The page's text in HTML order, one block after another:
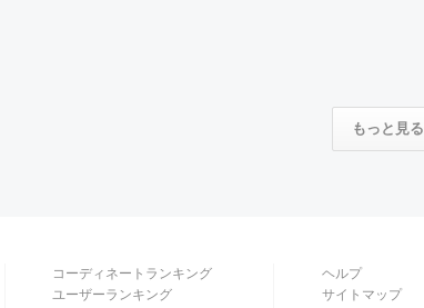
もっと見る
コーディネートランキング
ユーザーランキング
ヘルプ
サイトマップ